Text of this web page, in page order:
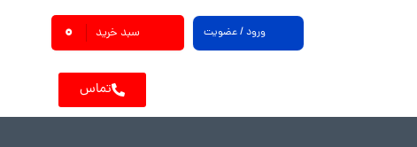
ورود / عضویت سبد خرید 0
تماس